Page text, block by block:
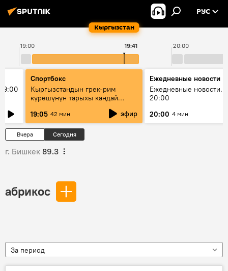
Кыргызстан
РУС
19:00 20:00
19:41
Спортбокс
Кыргызстандын грек-рим
күрөшүнүн тарыхы кандай
19:05 42 мин эфир
Ежедневные новости
Ежедневные новости.
20:00
20:00 4 мин
Вчера Сегодня
г. Бишкек 89.3
абрикос
За период